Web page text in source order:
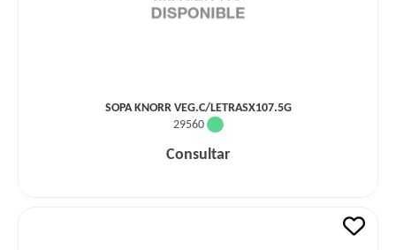
SOPA KNORR VEG.C/LETRASX107.5G
29560
Consultar